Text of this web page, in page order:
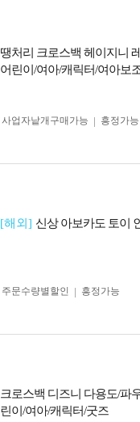
땡처리 크로스백 헤이지니
어린이/여아/캐릭터/여아보
사업자 낱개구매가능 흥정가능
[해외] 신상 아보카도 토이
주문수량별할인 흥정가능
크로스백 디즈니 다용도/파
린이/여아/캐릭터/굿즈